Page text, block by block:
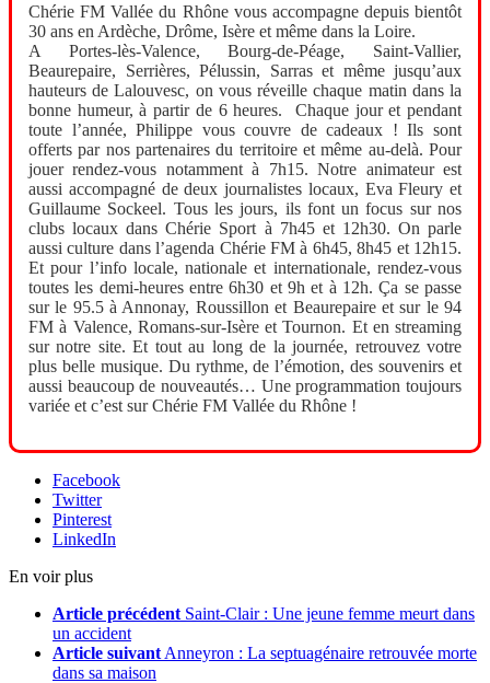
Chérie FM Vallée du Rhône vous accompagne depuis bientôt
30 ans en Ardèche, Drôme, Isère et même dans la Loire.
A Portes-lès-Valence, Bourg-de-Péage, Saint-Vallier,
Beaurepaire, Serrières, Pélussin, Sarras et même jusqu’aux
hauteurs de Lalouvesc, on vous réveille chaque matin dans la
bonne humeur, à partir de 6 heures. Chaque jour et pendant
toute l’année, Philippe vous couvre de cadeaux ! Ils sont
offerts par nos partenaires du territoire et même au-delà. Pour
jouer rendez-vous notamment à 7h15. Notre animateur est
aussi accompagné de deux journalistes locaux, Eva Fleury et
Guillaume Sockeel. Tous les jours, ils font un focus sur nos
clubs locaux dans Chérie Sport à 7h45 et 12h30. On parle
aussi culture dans l’agenda Chérie FM à 6h45, 8h45 et 12h15.
Et pour l’info locale, nationale et internationale, rendez-vous
toutes les demi-heures entre 6h30 et 9h et à 12h. Ça se passe
sur le 95.5 à Annonay, Roussillon et Beaurepaire et sur le 94
FM à Valence, Romans-sur-Isère et Tournon. Et en streaming
sur notre site. Et tout au long de la journée, retrouvez votre
plus belle musique. Du rythme, de l’émotion, des souvenirs et
aussi beaucoup de nouveautés… Une programmation toujours
variée et c’est sur Chérie FM Vallée du Rhône !
Facebook
Twitter
Pinterest
LinkedIn
En voir plus
Article précédent Saint-Clair : Une jeune femme meurt dans
un accident
Article suivant Anneyron : La septuagénaire retrouvée morte
dans sa maison